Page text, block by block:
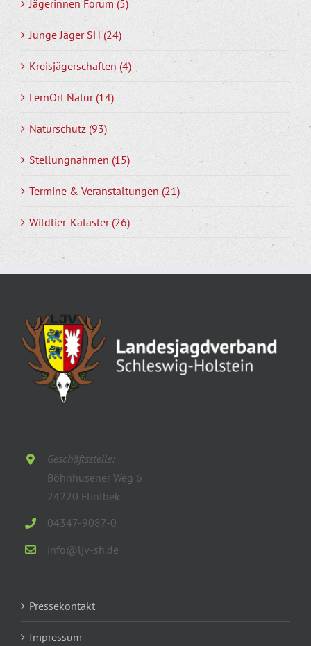
Jägerinnen Forum (5)
Junge Jäger SH (24)
Kreisjägerschaften (4)
LernOrt Natur (14)
Naturschutz (93)
Stellungnahmen (15)
Termine & Veranstaltungen (21)
Wildtier-Kataster (26)
Geschäftsstelle:
Böhnhusener Weg 6
24220 Flintbek
04347-9087-0
info@ljv-sh.de
Pressekontakt
Impressum